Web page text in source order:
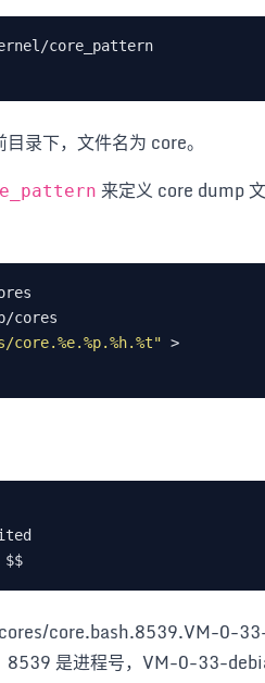
录下，文件名为 core。
来定义 core dump
core.%e.%p.%h.%t" >
core.bash.8539.VM-0-
是进程号，VM-0-33-